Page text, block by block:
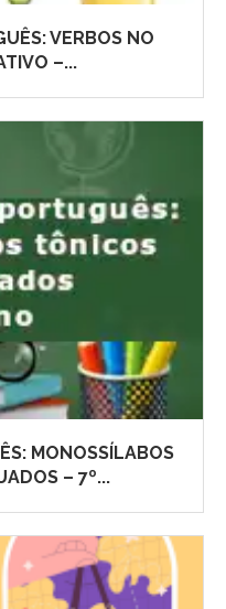
VERBOS NO
–...
MONOSSÍLABOS
– 7º...